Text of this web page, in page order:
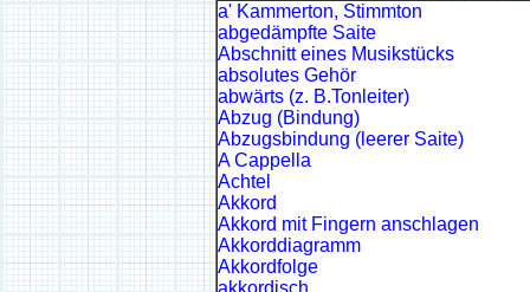
a' Kammerton, Stimmton
abgedämpfte Saite
Abschnitt eines Musikstücks
absolutes Gehör
abwärts (z. B.Tonleiter)
Abzug (Bindung)
Abzugsbindung (leerer Saite)
A Cappella
Achtel
Akkord
Akkord mit Fingern anschlagen
Akkorddiagramm
Akkordfolge
akkordisch